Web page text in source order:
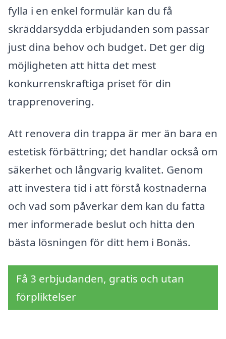
fylla i en enkel formulär kan du få
skräddarsydda erbjudanden som passar
just dina behov och budget. Det ger dig
möjligheten att hitta det mest
konkurrenskraftiga priset för din
trapprenovering.
Att renovera din trappa är mer än bara en
estetisk förbättring; det handlar också om
säkerhet och långvarig kvalitet. Genom
att investera tid i att förstå kostnaderna
och vad som påverkar dem kan du fatta
mer informerade beslut och hitta den
bästa lösningen för ditt hem i Bonäs.
Få 3 erbjudanden, gratis och utan
förpliktelser